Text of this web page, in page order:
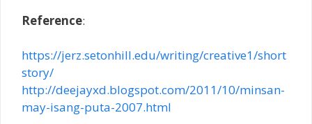
Reference:
https://jerz.setonhill.edu/writing/creative1/short
story/
http://deejayxd.blogspot.com/2011/10/minsan-
may-isang-puta-2007.html